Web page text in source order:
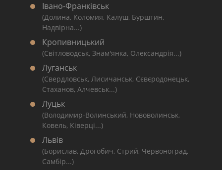
Івано-Франківськ
(Долина, Коломия, Калуш, Бурштин,
Надвірна...)
Кропивницький
(Світловодськ, Знам'янка, Олександрія...)
Луганськ
(Свердловськ, Лисичанськ, Сєвєродонецьк,
Стаханов, Алчевськ...)
Луцьк
(Володимир-Волинський, Нововолинськ,
Ковель, Ківерці...)
Львів
(Борислав, Дрогобич, Стрий, Червоноград,
Самбір...)